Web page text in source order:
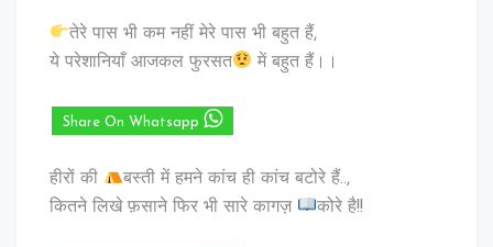
तेरे पास भी कम नहीं मेरे पास भी बहुत हैं,
ये परेशानियाँ आजकल फुरसत
में बहुत हैं।।
Share On Whatsapp
हीरों की
बस्ती में हमने कांच ही कांच बटोरे हैं..,
कितने लिखे फ़साने फिर भी सारे कागज़
कोरे है!!